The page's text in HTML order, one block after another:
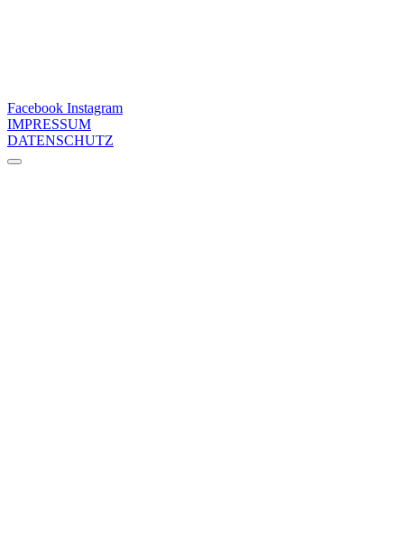
Facebook Instagram
IMPRESSUM
DATENSCHUTZ